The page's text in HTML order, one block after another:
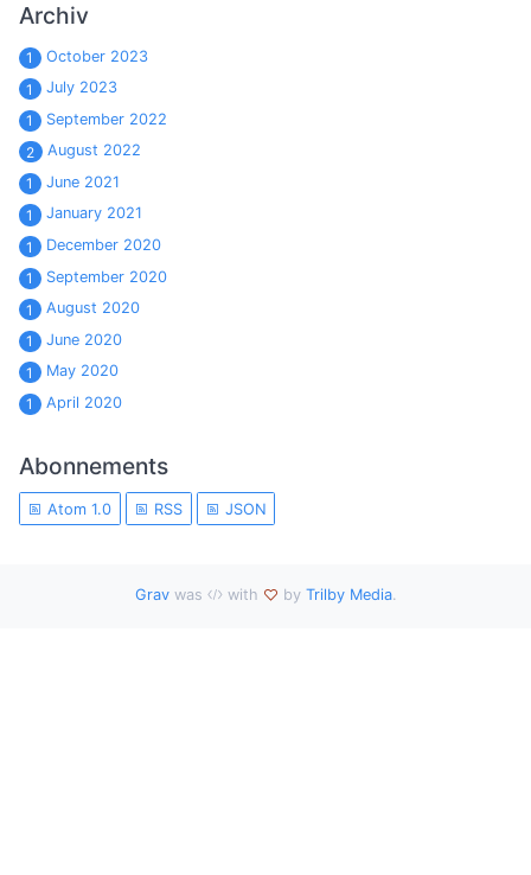
Archiv
1
October 2023
1
July 2023
1
September 2022
2
August 2022
1
June 2021
1
January 2021
1
December 2020
1
September 2020
1
August 2020
1
June 2020
1
May 2020
1
April 2020
Abonnements
Atom 1.0 RSS JSON
Gravwas with by Trilby Media.